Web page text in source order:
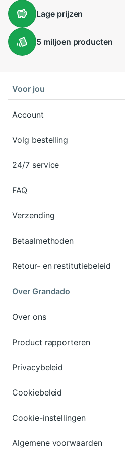
Lageprijzen
5 miljoen producten
Voor jou
Account
Volg bestelling
24/7 service
FAQ
Verzending
Betaalmethoden
Retour- en restitutiebeleid
Over Grandado
Over ons
Product rapporteren
Privacybeleid
Cookiebeleid
Cookie-instellingen
Algemene voorwaarden